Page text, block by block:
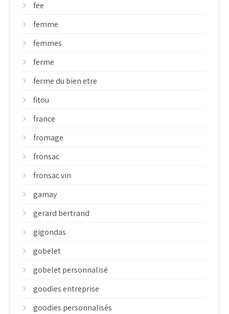
fee
femme
femmes
ferme
ferme du bien etre
fitou
france
fromage
fronsac
fronsac vin
gamay
gerard bertrand
gigondas
gobelet
gobelet personnalisé
goodies entreprise
goodies personnalisés